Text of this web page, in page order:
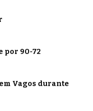
por 90-72
Vagos durante